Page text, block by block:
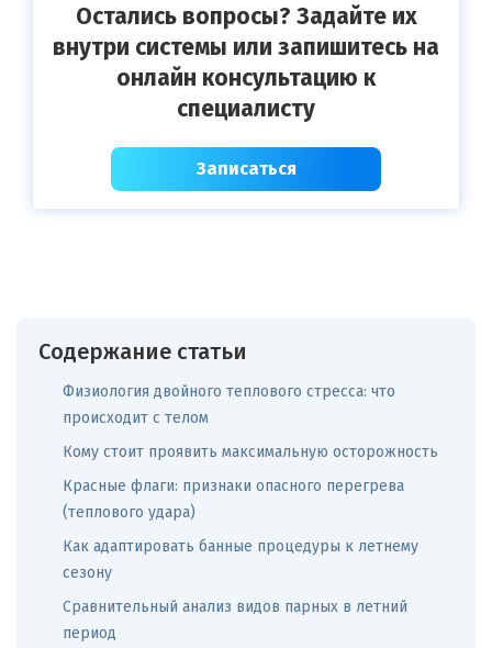
Остались вопросы? Задайте их
внутри системы или запишитесь на
онлайн консультацию к
специалисту
Записаться
Содержание статьи
Физиология двойного теплового стресса: что
происходит с телом
Кому стоит проявить максимальную осторожность
Красные флаги: признаки опасного перегрева
(теплового удара)
Как адаптировать банные процедуры к летнему
сезону
Сравнительный анализ видов парных в летний
период